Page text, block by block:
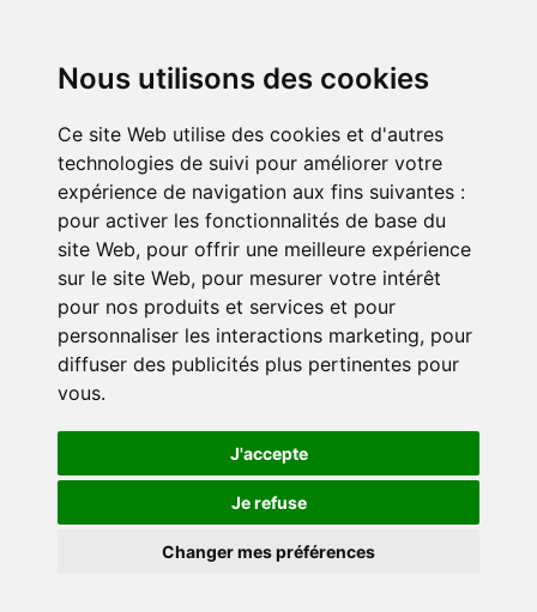
Nous utilisons des cookies
Ce site Web utilise des cookies et d'autres
technologies de suivi pour améliorer votre
expérience de navigation aux fins suivantes :
pour activer les fonctionnalités de base du
site Web, pour offrir une meilleure expérience
sur le site Web, pour mesurer votre intérêt
pour nos produits et services et pour
personnaliser les interactions marketing, pour
diffuser des publicités plus pertinentes pour
vous.
J'accepte
Je refuse
Changer mes préférences